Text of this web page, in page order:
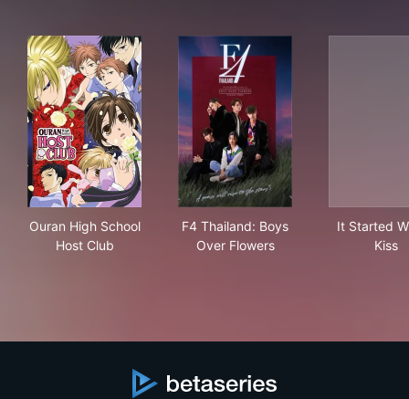
Ouran High School
Host Club
F4 Thailand: Boys
Over Flowers
It Started
Kiss